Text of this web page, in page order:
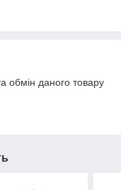
обмін даного товару